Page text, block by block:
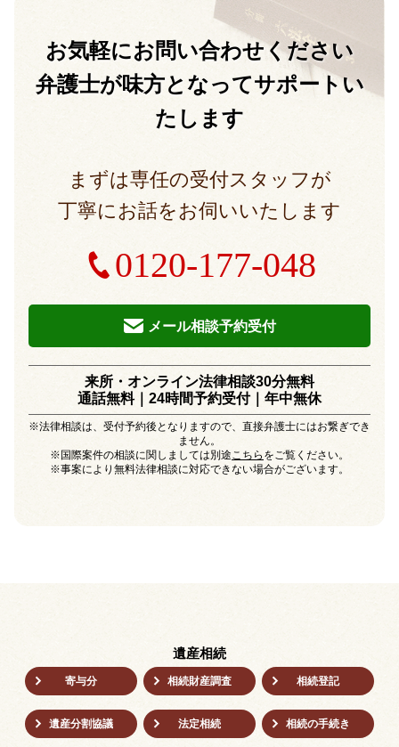
お気軽にお問い合わせください
弁護士が味方となってサポートい
たします
まずは専任の受付スタッフが
丁寧にお話をお伺いいたします
0120-177-048
メール相談予約受付
来所・オンライン法律相談30分無料
通話無料｜24時間予約受付｜年中無休
※法律相談は、受付予約後となりますので、直接弁護士にはお繋ぎでき
ません。
※国際案件の相談に関しましては別途こちら をご覧ください。
※事案により無料法律相談に対応できない場合がございます。
遺産相続
寄与分 相続財産調査 相続登記
遺産分割協議 法定相続 相続の⼿続き